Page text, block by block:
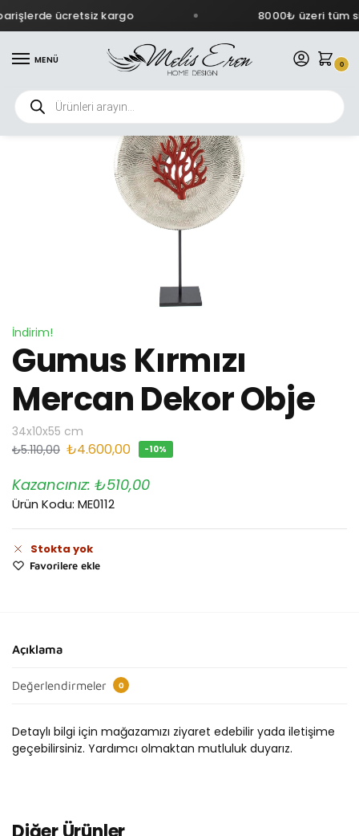
ücretsiz kargo 8000₺ üzeri tüm
MENÜ 0
İndirim!
Gumus Kırmızı
Mercan Dekor Obje
34x10x55 cm
₺5.110,00 ₺4.600,00 -10%
Kazancınız: ₺510,00
Ürün Kodu: ME0112
Stokta yok
Favorilere ekle
Açıklama
Değerlendirmeler 0
Detaylı bilgi için mağazamızı ziyaret edebilir yada iletişime
geçebilirsiniz. Yardımcı olmaktan mutluluk duyarız.